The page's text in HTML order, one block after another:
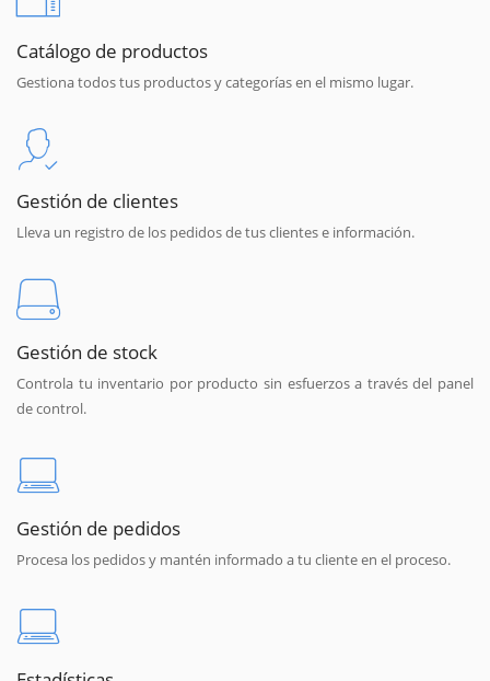
Catálogo de productos
Gestiona todos tus productos y categorías en el mismo lugar.
Gestión de clientes
Lleva un registro de los pedidos de tus clientes e información.
Gestión de stock
Controla tu inventario por producto sin esfuerzos a través del panel
de control.
Gestión de pedidos
Procesa los pedidos y mantén informado a tu cliente en el proceso.